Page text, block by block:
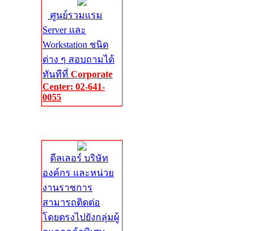
ศูนย์รวมแรม
Server และ
Workstation ชนิด
ต่าง ๆ สอบถามได้
ทันทีที่ Corporate
Center: 02-641-
0055
ดีลเลอร์ บริษัท
องค์กร และหน่วย
งานราชการ
สามารถติดต่อ
โดยตรงไปยังกลุ่มผู้